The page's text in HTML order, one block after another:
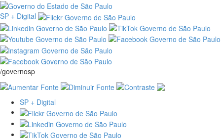
SP + Digital
/governosp
SP + Digital